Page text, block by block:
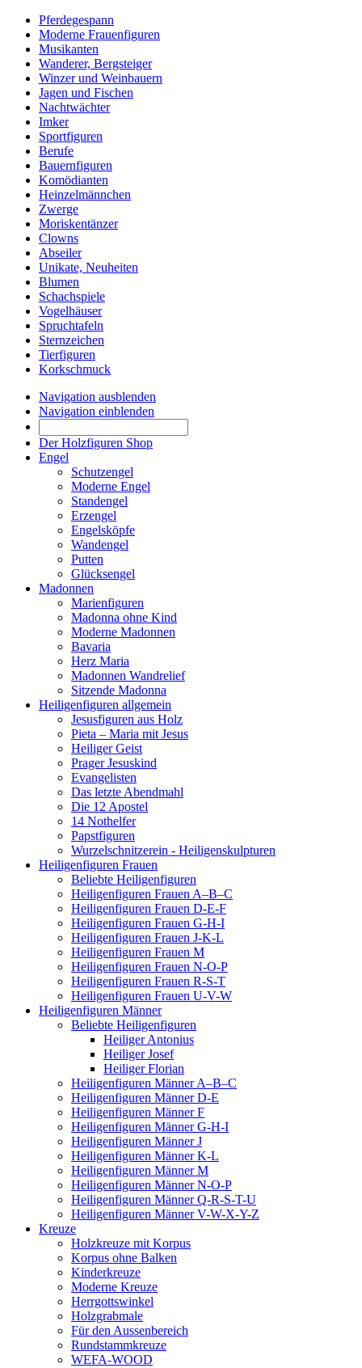
Pferdegespann
Moderne Frauenfiguren
Musikanten
Wanderer, Bergsteiger
Winzer und Weinbauern
Jagen und Fischen
Nachtwächter
Imker
Sportfiguren
Berufe
Bauernfiguren
Komödianten
Heinzelmännchen
Zwerge
Moriskentänzer
Clowns
Abseiler
Unikate, Neuheiten
Blumen
Schachspiele
Vogelhäuser
Spruchtafeln
Sternzeichen
Tierfiguren
Korkschmuck
Navigation ausblenden
Navigation einblenden
Der Holzfiguren Shop
Engel
Schutzengel
Moderne Engel
Standengel
Erzengel
Engelsköpfe
Wandengel
Putten
Glücksengel
Madonnen
Marienfiguren
Madonna ohne Kind
Moderne Madonnen
Bavaria
Herz Maria
Madonnen Wandrelief
Sitzende Madonna
Heiligenfiguren allgemein
Jesusfiguren aus Holz
Pieta – Maria mit Jesus
Heiliger Geist
Prager Jesuskind
Evangelisten
Das letzte Abendmahl
Die 12 Apostel
14 Nothelfer
Papstfiguren
Wurzelschnitzerein - Heiligenskulpturen
Heiligenfiguren Frauen
Beliebte Heiligenfiguren
Heiligenfiguren Frauen A–B–C
Heiligenfiguren Frauen D-E-F
Heiligenfiguren Frauen G-H-I
Heiligenfiguren Frauen J-K-L
Heiligenfiguren Frauen M
Heiligenfiguren Frauen N-O-P
Heiligenfiguren Frauen R-S-T
Heiligenfiguren Frauen U-V-W
Heiligenfiguren Männer
Beliebte Heiligenfiguren
Heiliger Antonius
Heiliger Josef
Heiliger Florian
Heiligenfiguren Männer A–B–C
Heiligenfiguren Männer D-E
Heiligenfiguren Männer F
Heiligenfiguren Männer G-H-I
Heiligenfiguren Männer J
Heiligenfiguren Männer K-L
Heiligenfiguren Männer M
Heiligenfiguren Männer N-O-P
Heiligenfiguren Männer Q-R-S-T-U
Heiligenfiguren Männer V-W-X-Y-Z
Kreuze
Holzkreuze mit Korpus
Korpus ohne Balken
Kinderkreuze
Moderne Kreuze
Herrgottswinkel
Holzgrabmale
Für den Aussenbereich
Rundstammkreuze
WEFA-WOOD